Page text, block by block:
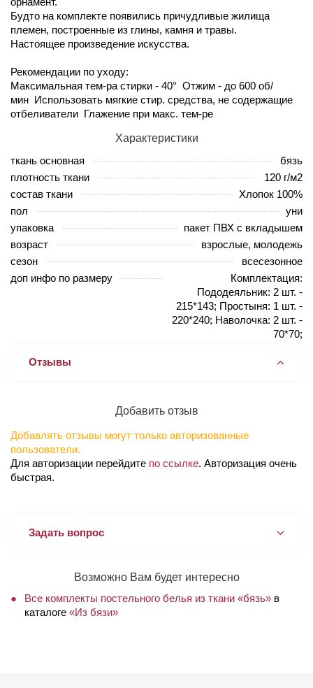
Будто на комплекте появились причудливые жилища
племен, построенные из глины, камня и травы.
Настоящее произведение искусства.
Рекомендации по уходу:
Максимальная тем-ра стирки - 40° Отжим - до 600 об/
мин Использовать мягкие стир. средства, не содержащие
отбеливатели Глажение при макс. тем-ре
Характеристики
ткань основная
бязь
плотность ткани
120 г/м2
состав ткани
Хлопок 100%
пол
уни
упаковка
пакет ПВХ с вкладышем
возраст
взрослые, молодежь
сезон
всесезонное
доп инфо по размеру
Комплектация:
Пододеяльник: 2 шт. -
215*143; Простыня: 1 шт. -
220*240; Наволочка: 2 шт. -
70*70;
Отзывы
Добавить отзыв
Добавлять отзывы могут только авторизованные
пользователи.
Для авторизации перейдите по ссылке. Авторизация очень
быстрая.
Задать вопрос
Возможно Вам будет интересно
Все комплекты постельного белья из ткани «бязь» в
каталоге «Из бязи»